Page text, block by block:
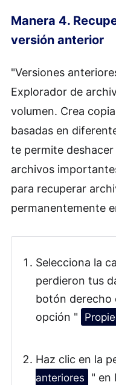
Manera 4.
versión anterior
"Versiones
Explorador de
volumen. Crea
basadas en
te permite
archivos
para recuperar
permanentemente
Selecciona la
perdieron tus
botón derecho
opción "
Haz clic en la
anteriores
" en